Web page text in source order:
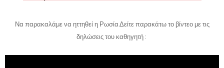
Να παρακαλάμε να ηττηθεί η Ρωσία.Δείτε παρακάτω το βίντεο με τις
δηλώσεις του καθηγητή :